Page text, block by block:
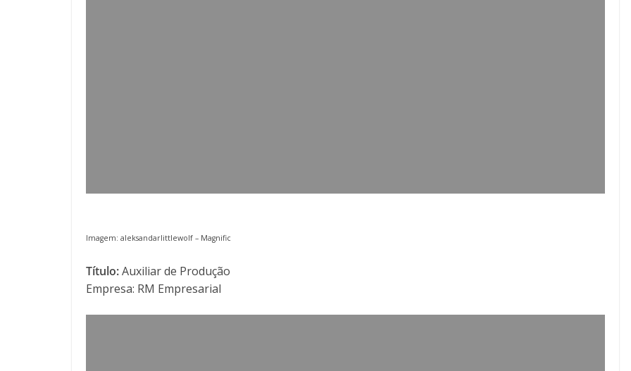
Imagem: aleksandarlittlewolf – Magnific
Título:Auxiliar de Produção
Empresa: RM Empresarial